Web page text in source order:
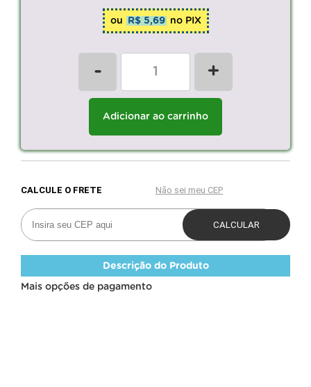
ou R$ 5,69 no PIX
- +
Adicionar ao carrinho
Descrição do Produto
Mais opções de pagamento